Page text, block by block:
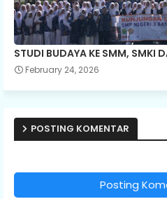
STUDI BUDAYA KE SMM, SMKI
February 24, 2026
POSTING KOMENTAR
Posting